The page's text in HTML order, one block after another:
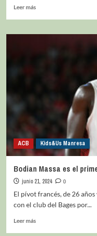
Leer más
ACB Kids&Us Manresa
Bodian Massa es el
junio 21, 2024
0
El pívot francés, de 26
con el club del Bages por...
Leer más